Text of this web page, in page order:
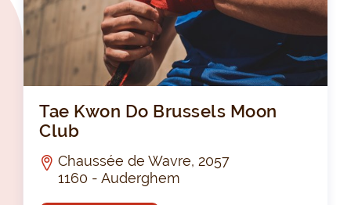
Tae Kwon Do Brussels Moon
Club
Chaussée de Wavre, 2057
1160 - Auderghem